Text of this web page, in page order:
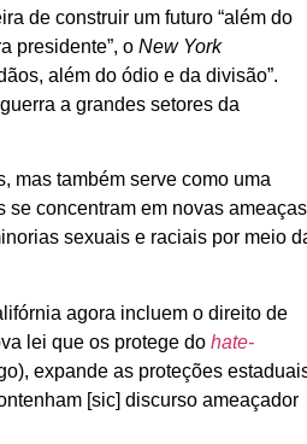
de construir um futuro “além do
presidente”, oNew York
além do ódio e da divisão”.
a grandes setores da
mas também serve como uma
concentram em novas ameaças
sexuais e raciais por meio
agora incluem o direito de
lei que os protege dohate-
expande as proteções
[sic] discurso ameaçador